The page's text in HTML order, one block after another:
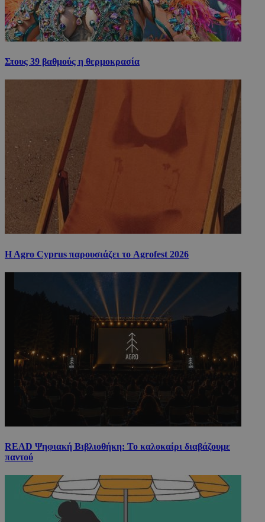
Στους 39 βαθμούς η θερμοκρασία
H Agro Cyprus παρουσιάζει το Agrofest 2026
READ Ψηφιακή Βιβλιοθήκη: Το καλοκαίρι διαβάζουμε
παντού